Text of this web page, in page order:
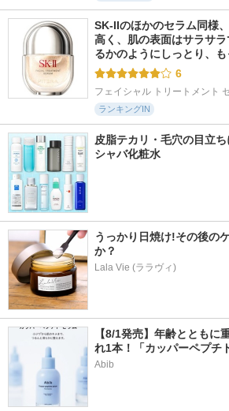
SK-IIのほかのセラム同様
高く、肌の表面はサラサ
るかのようにしっとり、
6
フェイシャル トリートメント
ランキングIN
皮脂テカリ・毛穴の目立
シャバ化粧水
うっかり日焼け!その後の
か？
Lala Vie (ララヴィ)
【8/1発売】年齢とともに
れ1本！「カッパーペプチ
Abib